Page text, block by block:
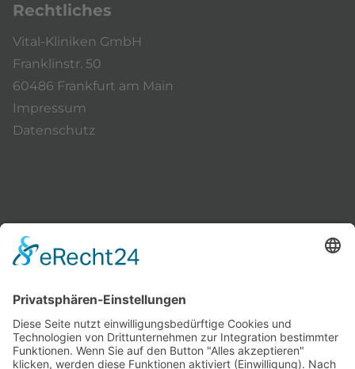
Rechtliches
Vital-Kliniken GmbH
Franklinstr. 50
60486 Frankfurt am Main
Impressum
Datenschutz